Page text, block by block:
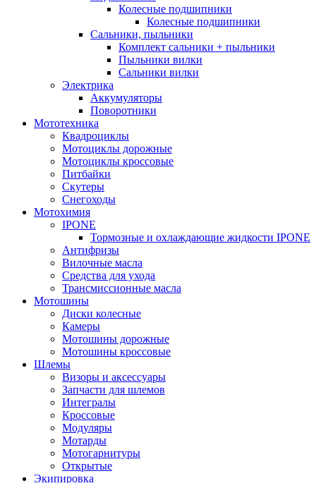
Колесные подшипники
Колесные подшипники
Сальники, пыльники
Комплект сальники + пыльники
Пыльники вилки
Сальники вилки
Электрика
Аккумуляторы
Поворотники
Мототехника
Квадроциклы
Мотоциклы дорожные
Мотоциклы кроссовые
Питбайки
Скутеры
Снегоходы
Мотохимия
IPONE
Тормозные и охлаждающие жидкости IPONE
Антифризы
Вилочные масла
Средства для ухода
Трансмиссионные масла
Мотошины
Диски колесные
Камеры
Мотошины дорожные
Мотошины кроссовые
Шлемы
Визоры и аксессуары
Запчасти для шлемов
Интегралы
Кроссовые
Модуляры
Мотарды
Мотогарнитуры
Открытые
Экипировка